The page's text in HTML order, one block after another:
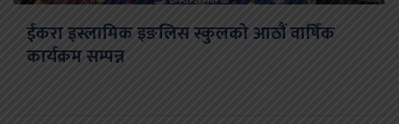
ईकरा इस्लामिक इङलिस स्कुलको आठौं वार्षिक
कार्यक्रम सम्पन्न